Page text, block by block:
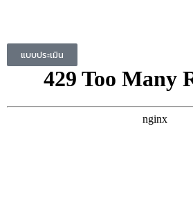
แบบประเมิน